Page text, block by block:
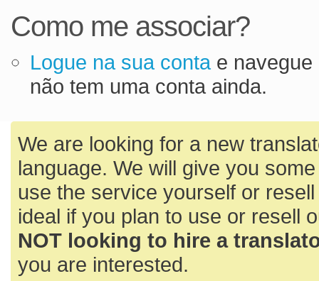
Como me associar?
Logue na sua contae navegue
não tem uma conta ainda.
We are looking for a new
language. We will give you
use the service yourself or
ideal if you plan to use or resell
NOT looking to hire a
you are interested.